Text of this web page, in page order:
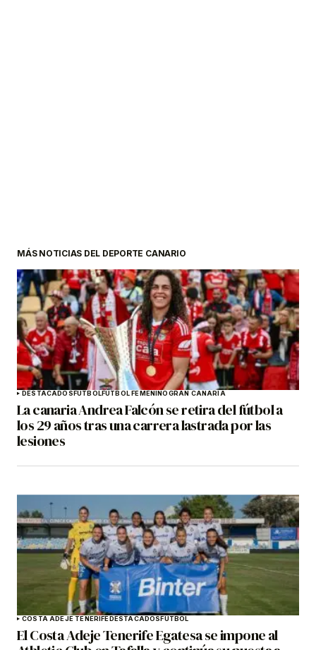
MÁS NOTICIAS DEL DEPORTE CANARIO
DESTACADOS FÚTBOLFÚTBOL FEMENINOGRAN CANARIA
La canaria Andrea Falcón se retira del fútbol a
los 29 años tras una carrera lastrada por las
lesiones
COSTA ADEJE TENERIFE DESTACADOS FÚTBOL
El Costa Adeje Tenerife Egatesa se impone al